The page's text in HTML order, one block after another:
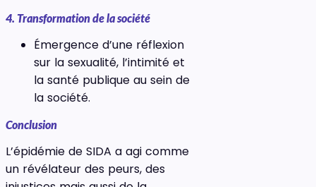
4. Transformation de la société
Émergence d’une réflexion
sur la sexualité, l’intimité et
la santé publique au sein de
la société.
Conclusion
L’épidémie de SIDA a agi comme
un révélateur des peurs, des